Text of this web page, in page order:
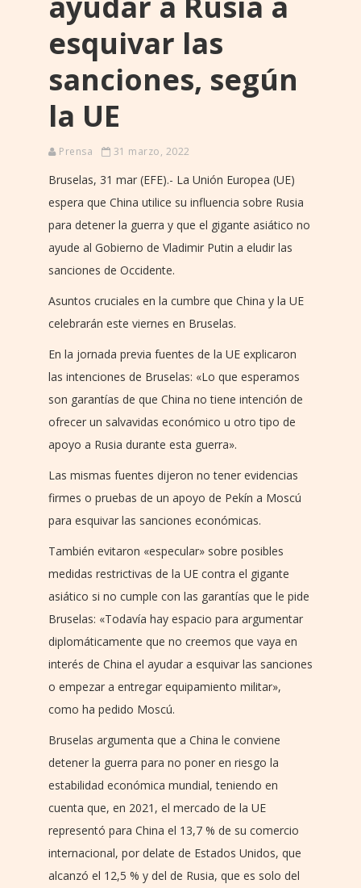
esquivar las
sanciones, según
la UE
Prensa 31 marzo, 2022
Bruselas, 31 mar (EFE).- La Unión Europea (UE)
espera que China utilice su influencia sobre Rusia
para detener la guerra y que el gigante asiático no
ayude al Gobierno de Vladimir Putin a eludir las
sanciones de Occidente.
Asuntos cruciales en la cumbre que China y la UE
celebrarán este viernes en Bruselas.
En la jornada previa fuentes de la UE explicaron
las intenciones de Bruselas: «Lo que esperamos
son garantías de que China no tiene intención de
ofrecer un salvavidas económico u otro tipo de
apoyo a Rusia durante esta guerra».
Las mismas fuentes dijeron no tener evidencias
firmes o pruebas de un apoyo de Pekín a Moscú
para esquivar las sanciones económicas.
También evitaron «especular» sobre posibles
medidas restrictivas de la UE contra el gigante
asiático si no cumple con las garantías que le pide
Bruselas: «Todavía hay espacio para argumentar
diplomáticamente que no creemos que vaya en
interés de China el ayudar a esquivar las sanciones
o empezar a entregar equipamiento militar»,
como ha pedido Moscú.
Bruselas argumenta que a China le conviene
detener la guerra para no poner en riesgo la
estabilidad económica mundial, teniendo en
cuenta que, en 2021, el mercado de la UE
representó para China el 13,7 % de su comercio
internacional, por delate de Estados Unidos, que
alcanzó el 12,5 % y del de Rusia, que es solo del